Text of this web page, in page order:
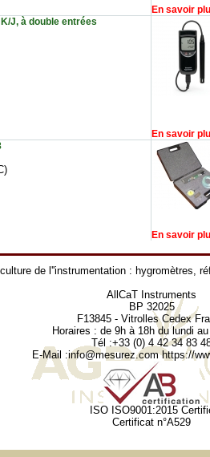
En savoir
J, à double entrées
En savoir
En savoir
de l''instrumentation : hygromètres,
AllCaT Instruments
BP 32025
F13845 - Vitrolles Cedex
Horaires : de 9h à 18h du lundi
Tél :+33 (0) 4 42 34 83
E-Mail :info@mesurez.com https://
ISO ISO9001:2015
Certificat n°A529